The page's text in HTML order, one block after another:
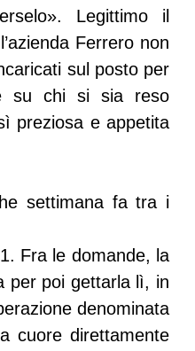
Legittimo il
Ferrero non
sul posto per
su chi si sia reso
preziosa e appetita
settimana fa tra i
Fra le domande, la
per poi gettarla lì, in
denominata
cuore direttamente